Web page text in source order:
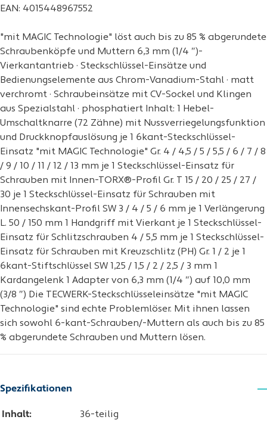
EAN: 4015448967552
"mit MAGIC Technologie" löst auch bis zu 85 % abgerundete
Schraubenköpfe und Muttern 6,3 mm (1/4 ″)-
Vierkantantrieb · Steckschlüssel-Einsätze und
Bedienungselemente aus Chrom-Vanadium-Stahl · matt
verchromt · Schraubeinsätze mit CV-Sockel und Klingen
aus Spezialstahl · phosphatiert Inhalt: 1 Hebel-
Umschaltknarre (72 Zähne) mit Nussverriegelungsfunktion
und Druckknopfauslösung je 1 6kant-Steckschlüssel-
Einsatz "mit MAGIC Technologie" Gr. 4 / 4,5 / 5 / 5,5 / 6 / 7 / 8
/ 9 / 10 / 11 / 12 / 13 mm je 1 Steckschlüssel-Einsatz für
Schrauben mit Innen-TORX®-Profil Gr. T 15 / 20 / 25 / 27 /
30 je 1 Steckschlüssel-Einsatz für Schrauben mit
Innensechskant-Profil SW 3 / 4 / 5 / 6 mm je 1 Verlängerung
L. 50 / 150 mm 1 Handgriff mit Vierkant je 1 Steckschlüssel-
Einsatz für Schlitzschrauben 4 / 5,5 mm je 1 Steckschlüssel-
Einsatz für Schrauben mit Kreuzschlitz (PH) Gr. 1 / 2 je 1
6kant-Stiftschlüssel SW 1,25 / 1,5 / 2 / 2,5 / 3 mm 1
Kardangelenk 1 Adapter von 6,3 mm (1/4 ″) auf 10,0 mm
(3/8 ″) Die TECWERK-Steckschlüsseleinsätze "mit MAGIC
Technologie" sind echte Problemlöser. Mit ihnen lassen
sich sowohl 6-kant-Schrauben/-Muttern als auch bis zu 85
% abgerundete Schrauben und Muttern lösen.
Spezifikationen
Inhalt:
36-teilig